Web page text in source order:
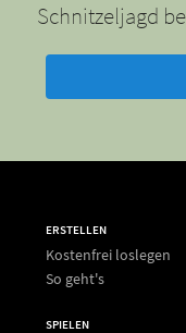
Schnitzeljagd
ERSTELLEN
Kostenfrei loslegen
So geht's
SPIELEN